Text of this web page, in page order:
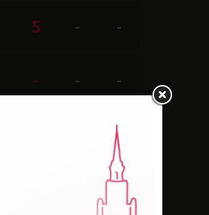
5 - -
- - -
-
-